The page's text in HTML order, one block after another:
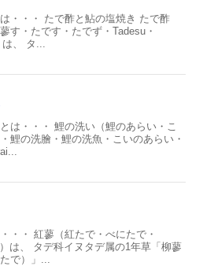
・・・ たで酢と鮎の塩焼き たで酢
蓼す・たです・たでず・Tadesu・
、 タ...
は・・・ 鯉の洗い（鯉のあらい・こ
鯉の洗膾・鯉の洗魚・こいのあらい・
・・ 紅蓼（紅たで・べにたで・
は、 タデ科イヌタデ属の1年草「柳蓼
で）」...